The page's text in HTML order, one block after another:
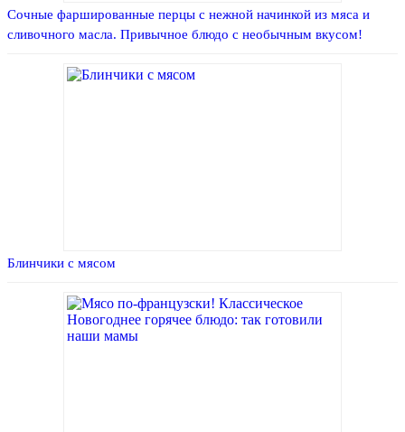
Сочные фаршированные перцы с нежной начинкой из мяса и
сливочного масла. Привычное блюдо с необычным вкусом!
Блинчики с мясом